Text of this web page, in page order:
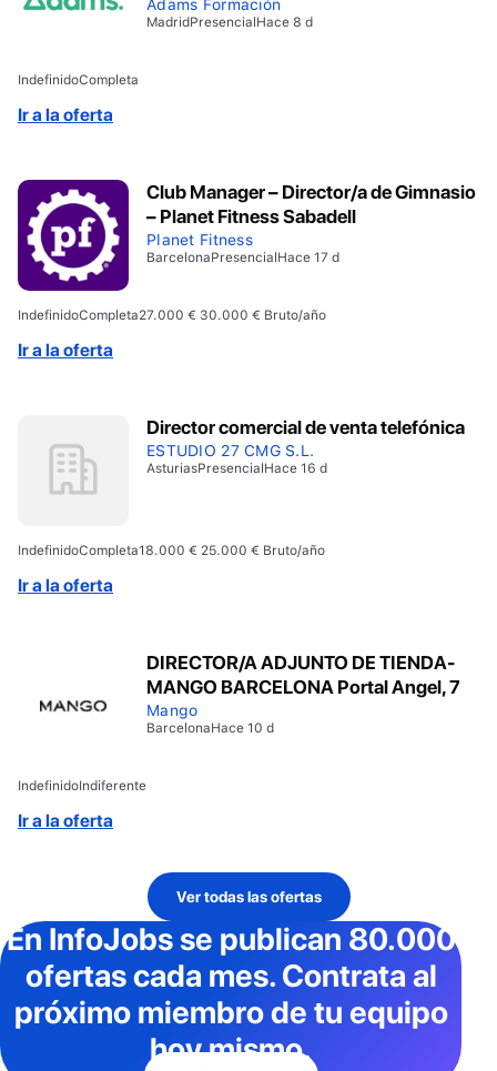
Adams Formación
MadridPresencialHace 8 d
IndefinidoCompleta
Ir a la oferta
Club Manager – Director/a de Gimnasio
– Planet Fitness Sabadell
Planet Fitness
BarcelonaPresencialHace 17 d
IndefinidoCompleta27.000 € 30.000 € Bruto/año
Ir a la oferta
Director comercial de venta telefónica
ESTUDIO 27 CMG S.L.
AsturiasPresencialHace 16 d
IndefinidoCompleta18.000 € 25.000 € Bruto/año
Ir a la oferta
DIRECTOR/A ADJUNTO DE TIENDA-
MANGO BARCELONA Portal Angel, 7
Mango
BarcelonaHace 10 d
IndefinidoIndiferente
Ir a la oferta
Ver todas las ofertas
En InfoJobsse publican 80.000
ofertas cada mes. Contrata al
próximo miembro de tu equipo
hoy mismo.